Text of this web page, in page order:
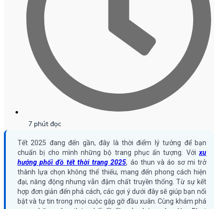
7 phút đọc
Tết 2025 đang đến gần, đây là thời điểm lý tưởng để bạn
chuẩn bị cho mình những bộ trang phục ấn tượng. Với xu
hướng phối đồ tết thời trang 2025, áo thun và áo sơ mi trở
thành lựa chọn không thể thiếu, mang đến phong cách hiện
đại, năng động nhưng vẫn đậm chất truyền thống. Từ sự kết
hợp đơn giản đến phá cách, các gợi ý dưới đây sẽ giúp bạn nổi
bật và tự tin trong mọi cuộc gặp gỡ đầu xuân. Cùng khám phá